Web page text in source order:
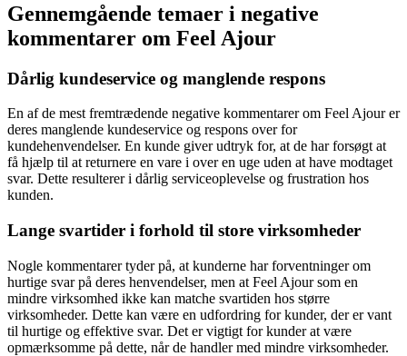
Gennemgående temaer i negative
kommentarer om Feel Ajour
Dårlig kundeservice og manglende respons
En af de mest fremtrædende negative kommentarer om Feel Ajour er
deres manglende kundeservice og respons over for
kundehenvendelser. En kunde giver udtryk for, at de har forsøgt at
få hjælp til at returnere en vare i over en uge uden at have modtaget
svar. Dette resulterer i dårlig serviceoplevelse og frustration hos
kunden.
Lange svartider i forhold til store virksomheder
Nogle kommentarer tyder på, at kunderne har forventninger om
hurtige svar på deres henvendelser, men at Feel Ajour som en
mindre virksomhed ikke kan matche svartiden hos større
virksomheder. Dette kan være en udfordring for kunder, der er vant
til hurtige og effektive svar. Det er vigtigt for kunder at være
opmærksomme på dette, når de handler med mindre virksomheder.